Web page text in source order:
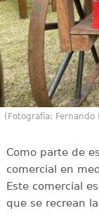
(Fotografía: Fernando
Como parte de
comercial en
Este comercial
que se recrean